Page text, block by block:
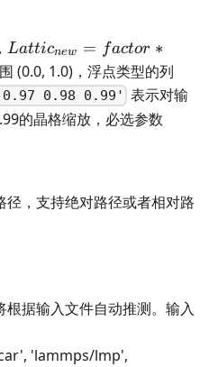
Lattic_{new}=
factor *
Lattice_{old}
Latticnew = factor ∗
(0.0, 1.0)，浮点类型的列
0.98 0.99' 表示对输
的晶格缩放，必选参数
，支持绝对路径或者相对路
据输入文件自动推测。输入
'lammps/lmp',